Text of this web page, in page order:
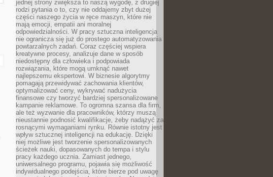
jednej strony zwiększa to naszą wygodę, z drugiej
rodzi pytania o to, czy nie oddajemy zbyt dużej
części naszego życia w ręce maszyn, które nie
mają emocji, empatii ani moralnej
odpowiedzialności. W pracy sztuczna inteligencja
nie ogranicza się już do prostego automatyzowania
powtarzalnych zadań. Coraz częściej wspiera
kreatywne procesy, analizuje dane w sposób
niedostępny dla człowieka i podpowiada
rozwiązania, które mogą umknąć nawet
najlepszemu ekspertowi. W biznesie algorytmy
pomagają przewidywać zachowania klientów,
optymalizować ceny, wykrywać nadużycia
finansowe czy tworzyć bardziej spersonalizowane
kampanie reklamowe. To ogromna szansa dla firm,
ale też wyzwanie dla pracowników, którzy muszą
nieustannie podnosić kwalifikacje, żeby nadążyć za
rosnącymi wymaganiami rynku. Równie istotny jest
wpływ sztucznej inteligencji na edukację. Dzięki
niej możliwe jest tworzenie spersonalizowanych
ścieżek nauki, dopasowanych do tempa i stylu
pracy każdego ucznia. Zamiast jednego,
uniwersalnego programu, pojawia się możliwość
indywidualnego podejścia, które bierze pod uwagę